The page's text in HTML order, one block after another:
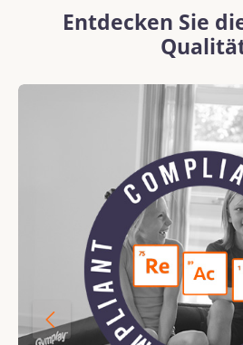
Entdecken Sie
Bildergalerie überspringen
REACH